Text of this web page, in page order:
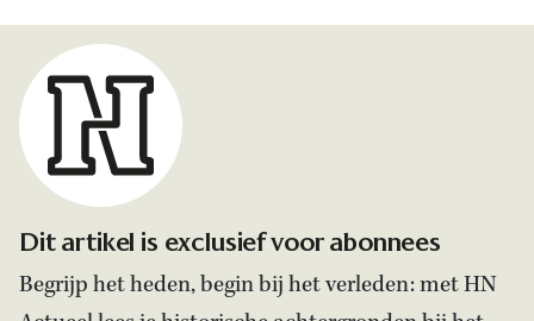
Dit artikel is exclusief voor abonnees
Begrijp het heden, begin bij het verleden: met HN